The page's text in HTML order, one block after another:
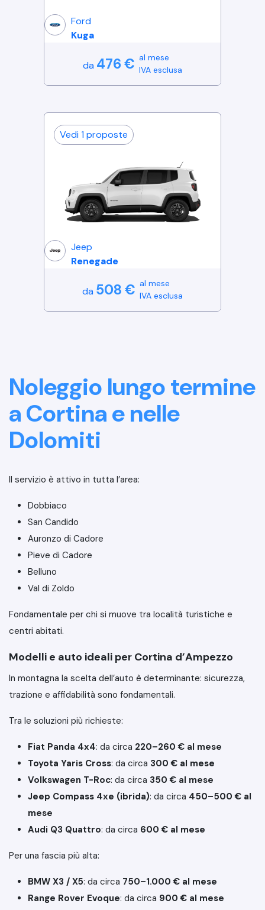
Ford
Kuga
da 476€ al mese
IVA esclusa
Vedi 1 proposte
Jeep
Renegade
da 508 € al mese
IVA esclusa
Noleggio lungo termine
a Cortina e nelle
Dolomiti
Il servizio è attivo in tutta l’area:
Dobbiaco
San Candido
Auronzo di Cadore
Pieve di Cadore
Belluno
Val di Zoldo
Fondamentale per chi si muove tra località turistiche e
centri abitati.
Modelli e auto ideali per Cortina d’Ampezzo
In montagna la scelta dell’auto è determinante: sicurezza,
trazione e affidabilità sono fondamentali.
Tra le soluzioni più richieste:
Fiat Panda 4x4: da circa 220–260 € al mese
Toyota Yaris Cross: da circa 300 € al mese
Volkswagen T-Roc: da circa 350 € al mese
Jeep Compass 4xe (ibrida): da circa 450–500 € al
mese
Audi Q3 Quattro: da circa 600 € al mese
Per una fascia più alta:
BMW X3 / X5: da circa 750–1.000 € al mese
Range Rover Evoque: da circa 900 € al mese